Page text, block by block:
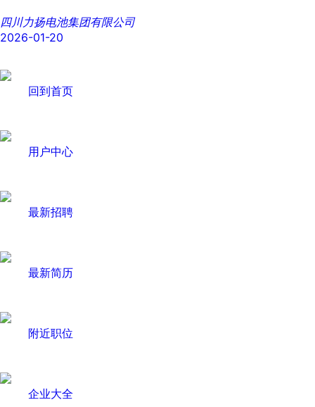
四川力扬电池集团有限公司
2026-01-20
回到首页
用户中心
最新招聘
最新简历
附近职位
企业大全